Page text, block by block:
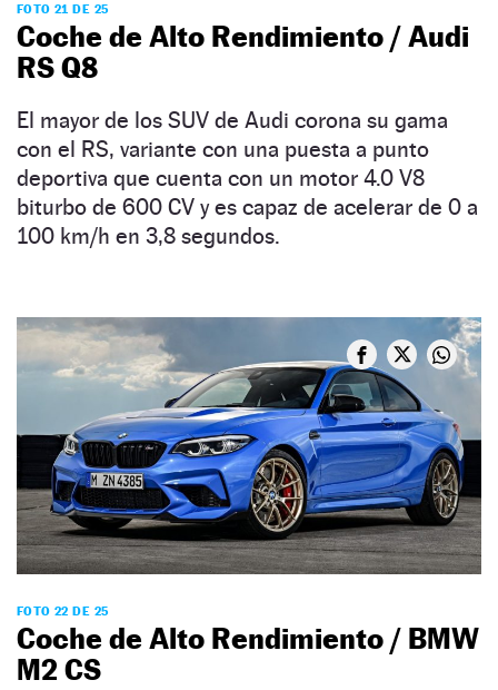
FOTO 21 DE 25
Coche de Alto Rendimiento / Audi
RS Q8
El mayor de los SUV de Audi corona su gama
con el RS, variante con una puesta a punto
deportiva que cuenta con un motor 4.0 V8
biturbo de 600 CV y es capaz de acelerar de 0 a
100 km/h en 3,8 segundos.
FOTO 22 DE 25
Coche de Alto Rendimiento / BMW
M2 CS